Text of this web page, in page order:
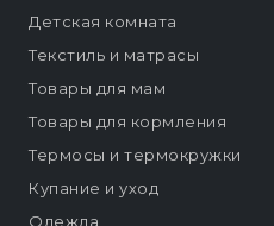
Детская комната
Текстиль и матрасы
Товары для мам
Товары для кормления
Термосы и термокружки
Купание и уход
Одежда